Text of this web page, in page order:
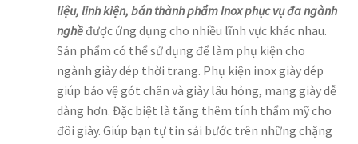
liệu, linh kiện, bán thành phẩm Inox phục vụ đa ngành
nghềđược ứng dụng cho nhiều lĩnh vực khác nhau.
Sản phẩm có thể sử dụng để làm phụ kiện cho
ngành giày dép thời trang. Phụ kiện inox giày dép
giúp bảo vệ gót chân và giày lâu hỏng, mang giày dễ
dàng hơn. Đặc biệt là tăng thêm tính thẩm mỹ cho
đôi giày. Giúp bạn tự tin sải bước trên những chặng